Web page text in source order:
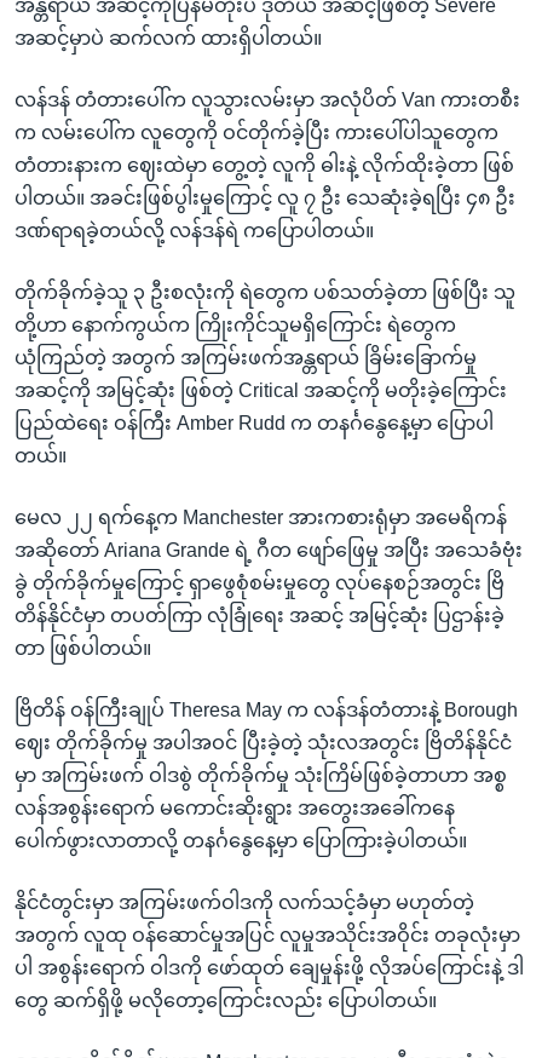
အန္တရာယ် အဆင့်ကိုပြန်မတိုးပဲ ဒုတိယ အဆင့်ဖြစ်တဲ့ Severe
အဆင့်မှာပဲ ဆက်လက် ထားရှိပါတယ်။
လန်ဒန် တံတားပေါ်က လူသွားလမ်းမှာ အလုံပိတ် Van ကားတစီး
က လမ်းပေါ်က လူတွေကို ဝင်တိုက်ခဲ့ပြီး ကားပေါ်ပါသူတွေက
တံတားနားက ဈေးထဲမှာ တွေ့တဲ့ လူကို ဓါးနဲ့ လိုက်ထိုးခဲ့တာ ဖြစ်
ပါတယ်။ အခင်းဖြစ်ပွါးမှုကြောင့် လူ ၇ ဦး သေဆုံးခဲ့ရပြီး ၄၈ ဦး
ဒဏ်ရာရခဲ့တယ်လို့ လန်ဒန်ရဲ ကပြောပါတယ်။
တိုက်ခိုက်ခဲ့သူ ၃ ဦးစလုံးကို ရဲတွေက ပစ်သတ်ခဲ့တာ ဖြစ်ပြီး သူ
တို့ဟာ နောက်ကွယ်က ကြိုးကိုင်သူမရှိကြောင်း ရဲတွေက
ယုံကြည်တဲ့ အတွက် အကြမ်းဖက်အန္တရာယ် ခြိမ်းခြောက်မှု
အဆင့်ကို အမြင့်ဆုံး ဖြစ်တဲ့ Critical အဆင့်ကို မတိုးခဲ့ကြောင်း
ပြည်ထဲရေး ဝန်ကြီး Amber Rudd က တနင်္ဂနွေနေ့မှာ ပြောပါ
တယ်။
မေလ ၂၂ ရက်နေ့က Manchester အားကစားရုံမှာ အမေရိကန်
အဆိုတော် Ariana Grande ရဲ့ ဂီတ ဖျော်ဖြေမှု အပြီး အသေခံဗုံး
ခွဲ တိုက်ခိုက်မှုကြောင့် ရှာဖွေစုံစမ်းမှုတွေ လုပ်နေစဉ်အတွင်း ဗြိ
တိန်နိုင်ငံမှာ တပတ်ကြာ လုံခြုံရေး အဆင့် အမြင့်ဆုံး ပြဌာန်းခဲ့
တာ ဖြစ်ပါတယ်။
ဗြိတိန် ဝန်ကြီးချုပ် Theresa May က လန်ဒန်တံတားနဲ့ Borough
ဈေး တိုက်ခိုက်မှု အပါအဝင် ပြီးခဲ့တဲ့ သုံးလအတွင်း ဗြိတိန်နိုင်ငံ
မှာ အကြမ်းဖက် ဝါဒစွဲ တိုက်ခိုက်မှု သုံးကြိမ်ဖြစ်ခဲ့တာဟာ အစ္စ
လန်အစွန်းရောက် မကောင်းဆိုးရွား အတွေးအခေါ်ကနေ
ပေါက်ဖွားလာတာလို့ တနင်္ဂနွေနေ့မှာ ပြောကြားခဲ့ပါတယ်။
နိုင်ငံတွင်းမှာ အကြမ်းဖက်ဝါဒကို လက်သင့်ခံမှာ မဟုတ်တဲ့
အတွက် လူထု ဝန်ဆောင်မှုအပြင် လူမှုအသိုင်းအဝိုင်း တခုလုံးမှာ
ပါ အစွန်းရောက် ဝါဒကို ဖော်ထုတ် ချေမှုန်းဖို့ လိုအပ်ကြောင်းနဲ့ ဒါ
တွေ ဆက်ရှိဖို့ မလိုတော့ကြောင်းလည်း ပြောပါတယ်။